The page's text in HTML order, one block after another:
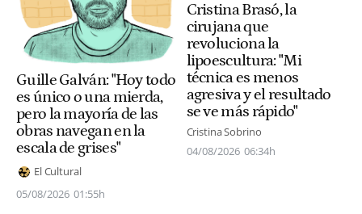
Guille Galván: "Hoy todo
es único o una mierda,
pero la mayoría de las
obras navegan en la
escala de grises"
El Cultural
05/08/2026 01:55h
Cristina Brasó, la
cirujana que
revoluciona la
lipoescultura: "Mi
técnica es menos
agresiva y el resultado
se ve más rápido"
Cristina Sobrino
04/08/2026 06:34h